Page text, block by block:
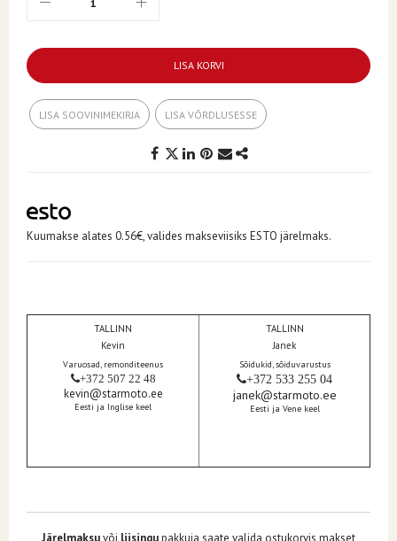
LISA KORVI
LISA SOOVINIMEKIRJA LISA VÕRDLUSESSE
Kuumakse alates 0.56€, valides makseviisiks ESTO järelmaks.
TALLINN
Kevin
Varuosad, remonditeenus
+372 507 22 48
kevin@starmoto.ee
Eesti ja Inglise keel
TALLINN
Janek
Sõidukid, sõiduvarustus
+372 533 255 04
janek@starmoto.ee
Eesti ja Vene keel
Järelmaksuvõi liisingupakkuja saate valida ostukorvis makset